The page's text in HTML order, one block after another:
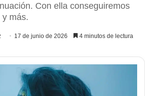
Con ella conseguiremos
y más.
17 de junio de 2026 4 minutos de lectura